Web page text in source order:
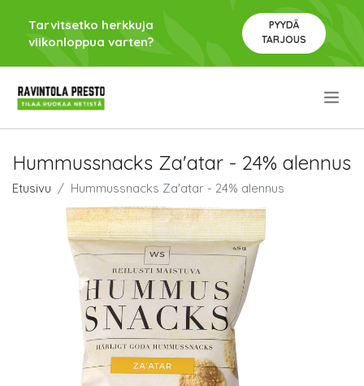
Tarvitsetko herkkuja
viikonloppua varten?
PYYDÄ
TARJOUS
Hummussnacks Za'atar - 24% alennus
Etusivu Hummussnacks Za'atar - 24% alennus